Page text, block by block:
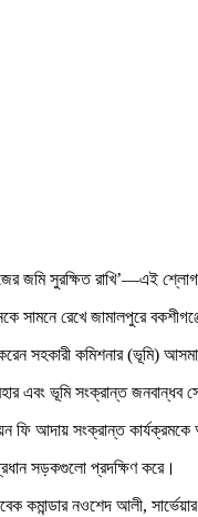
জমি সুরক্ষিত রাখি’—এই
সামনে রেখে জামালপুরে
সহকারী কমিশনার (ভূমি)
এবং ভূমি সংক্রান্ত জনবান্ধব
ফি আদায় সংক্রান্ত
সড়কগুলো প্রদক্ষিণ করে।
কমান্ডার নওশেদ আলী,